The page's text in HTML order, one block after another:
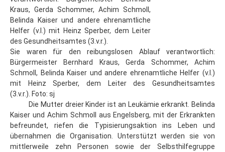
Sie waren für den reibungslosen Ablauf verantwortlich:
Bürgermeister Bernhard Kraus, Gerda Schommer, Achim
Schmoll, Belinda Kaiser und andere ehrenamtliche Helfer (v.l.)
mit Heinz Sperber, dem Leiter des Gesundheitsamtes
(3.v.r.). Foto: sj
Die Mutter dreier Kinder ist an Leukämie erkrankt. Belinda
Kaiser und Achim Schmoll aus Engelsberg, mit der Erkrankten
befreundet, riefen die Typisierungsaktion ins Leben und
übernahmen die Organisation. Unterstützt werden sie von
mittlerweile zehn Personen sowie der Selbsthilfegruppe